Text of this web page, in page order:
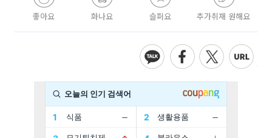
좋아요 화나요 슬퍼요 추가취재 원해요